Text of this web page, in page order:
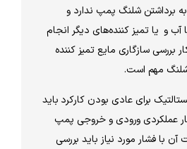
شلنگ پمپ ندارد و
یا تمیز کننده‏‌های دیگر انجام
سازگاری مایع تمیز کننده
مهم است.
برای عادی بودن کارکرد باید
ورودی و خروجی پمپ
فشار مورد نیاز باید بررسی